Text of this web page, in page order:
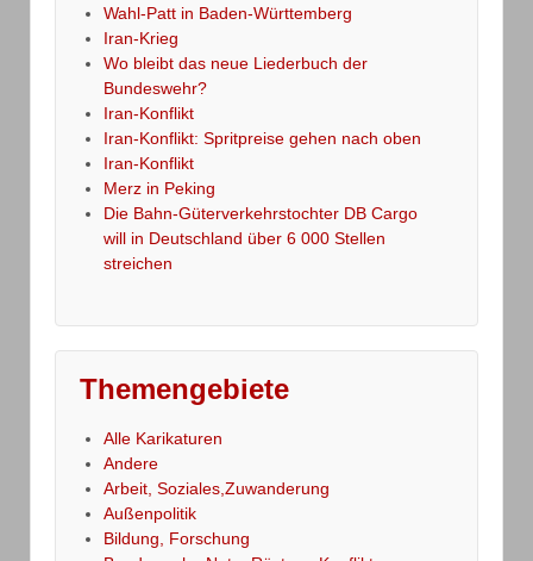
Wahl-Patt in Baden-Württemberg
Iran-Krieg
Wo bleibt das neue Liederbuch der
Bundeswehr?
Iran-Konflikt
Iran-Konflikt: Spritpreise gehen nach oben
Iran-Konflikt
Merz in Peking
Die Bahn-Güterverkehrstochter DB Cargo
will in Deutschland über 6 000 Stellen
streichen
Themengebiete
Alle Karikaturen
Andere
Arbeit, Soziales,Zuwanderung
Außenpolitik
Bildung, Forschung